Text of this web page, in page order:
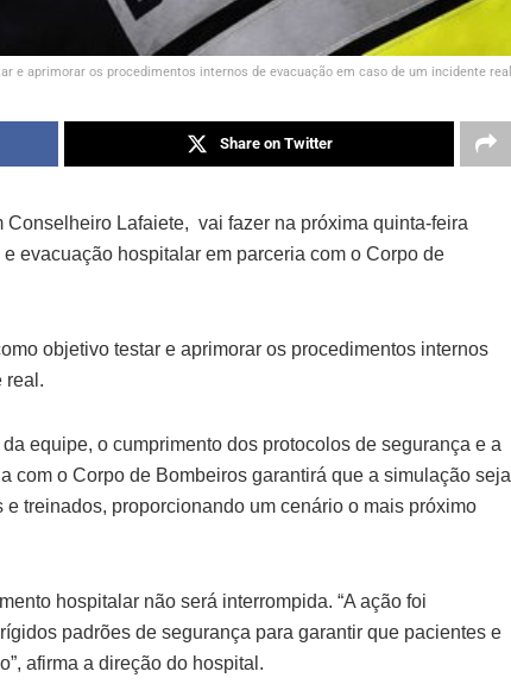
e aprimorar os procedimentos internos de evacuação em caso de um incidente real
Share on Twitter
Lafaiete, vai fazer na próxima quinta-feira
evacuação hospitalar em parceria com o Corpo de
objetivo testar e aprimorar os procedimentos internos
real.
equipe, o cumprimento dos protocolos de segurança e a
com o Corpo de Bombeiros garantirá que a simulação seja
treinados, proporcionando um cenário o mais próximo
hospitalar não será interrompida. “A ação foi
padrões de segurança para garantir que pacientes e
afirma a direção do hospital.